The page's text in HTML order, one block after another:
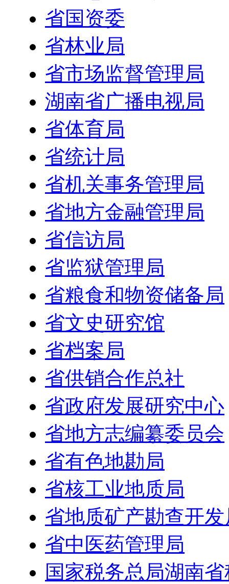
省国资委
省林业局
省市场监督管理局
湖南省广播电视局
省体育局
省统计局
省机关事务管理局
省地方金融管理局
省信访局
省监狱管理局
省粮食和物资储备局
省文史研究馆
省档案局
省供销合作总社
省政府发展研究中心
省地方志编纂委员会
省有色地勘局
省核工业地质局
省地质矿产勘查开发
省中医药管理局
国家税务总局湖南